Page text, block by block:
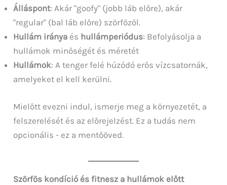
Álláspont: Akár "goofy" (jobb láb előre), akár
"regular" (bal láb előre) szörfözöl.
Hullám iránya és hullámperiódus: Befolyásolja a
hullámok minőségét és méretét
Hullámok: A tenger felé húzódó erős vízcsatornák,
amelyeket el kell kerülni.
Mielőtt evezni indul, ismerje meg a környezetét, a
felszerelését és az előrejelzést. Ez a tudás nem
opcionális - ez a mentőöved.
Szörfös kondíció és fitnesz a hullámok előtt